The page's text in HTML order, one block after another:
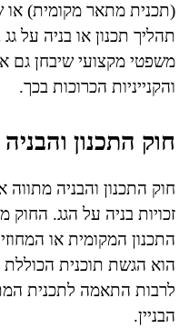
(תכנית מתאר מקומית) או
תהליך תכנון או בניה על
משפטי מקצועי שיבחן גם
והקנייניות הכרוכות בכך.
חוק התכנון והבניה
חוק התכנון והבניה
זכויות בניה על הגג.
התכנון המקומית או
הוא הגשת תוכנית
לרבות התאמה לתכנית
הבניין.